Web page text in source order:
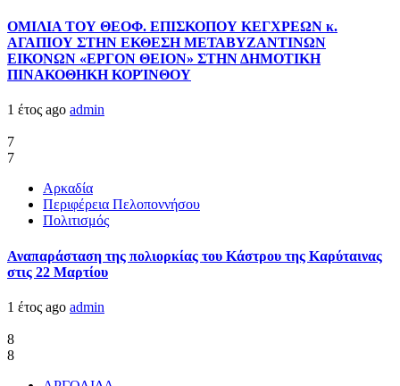
ΟΜΙΛΙΑ ΤΟΥ ΘΕΟΦ. ΕΠΙΣΚΟΠΟΥ ΚΕΓΧΡΕΩΝ κ.
ΑΓΑΠΙΟΥ ΣΤΗΝ ΕΚΘΕΣΗ ΜΕΤΑΒΥΖΑΝΤΙΝΩΝ
ΕΙΚΟΝΩΝ «ΕΡΓΟΝ ΘΕΙΟΝ» ΣΤΗΝ ΔΗΜΟΤΙΚΗ
ΠΙΝΑΚΟΘΗΚΗ ΚΟΡΊΝΘΟΥ
1 έτος ago admin
7
7
Αρκαδία
Περιφέρεια Πελοποννήσου
Πολιτισμός
Αναπαράσταση της πολιορκίας του Κάστρου της Καρύταινας
στις 22 Μαρτίου
1 έτος ago admin
8
8